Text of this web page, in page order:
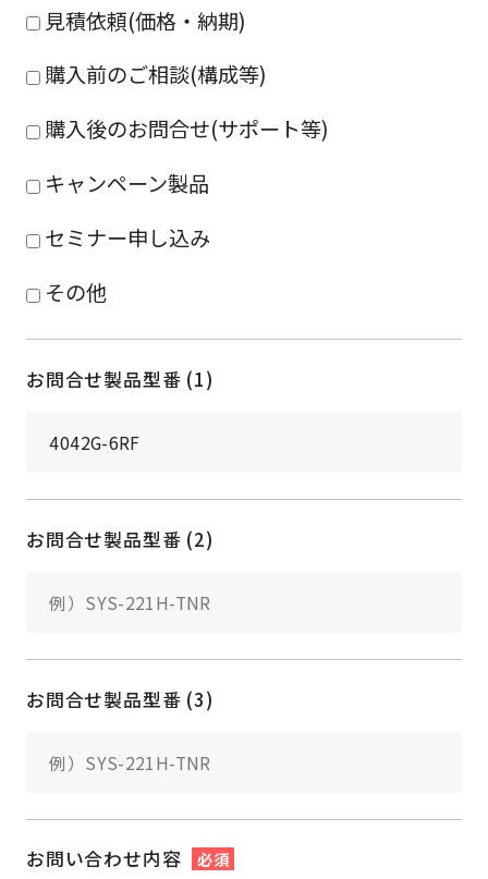
見積依頼(価格・納期)
購入前のご相談(構成等)
購入後のお問合せ(サポート等)
キャンペーン製品
セミナー申し込み
その他
お問合せ製品型番 (1)
お問合せ製品型番 (2)
お問合せ製品型番 (3)
お問い合わせ内容 必須